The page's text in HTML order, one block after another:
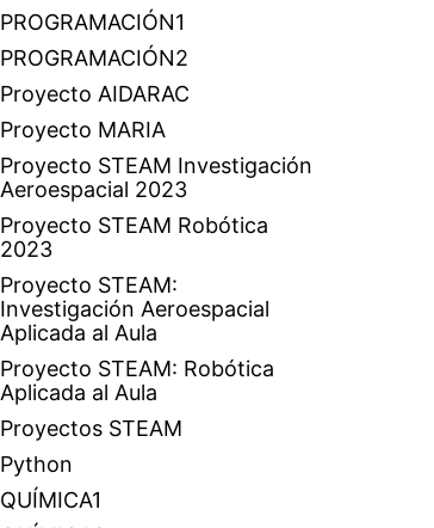
PROGRAMACIÓN1
PROGRAMACIÓN2
Proyecto AIDARAC
Proyecto MARIA
Proyecto STEAM Investigación
Aeroespacial 2023
Proyecto STEAM Robótica
2023
Proyecto STEAM:
Investigación Aeroespacial
Aplicada al Aula
Proyecto STEAM: Robótica
Aplicada al Aula
Proyectos STEAM
Python
QUÍMICA1